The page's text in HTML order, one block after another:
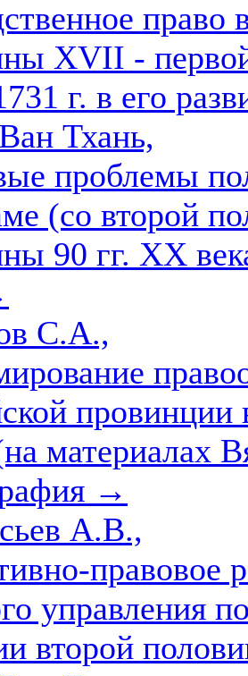
право
XVII -
г. в его
Тхань,
проблемы
(со второй
90 гг. XX
С.А.,
материалах
→
А.В.,
правовое
управления
второй